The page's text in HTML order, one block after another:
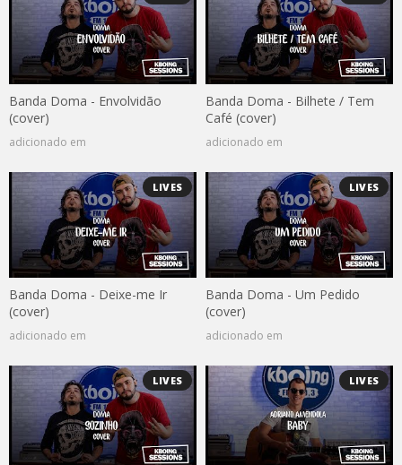
Banda Doma - Envolvidão
(cover)
adicionado em
Banda Doma - Bilhete / Tem
Café (cover)
adicionado em
LIVES
Banda Doma - Deixe-me Ir
(cover)
adicionado em
LIVES
Banda Doma - Um Pedido
(cover)
adicionado em
LIVES LIVES